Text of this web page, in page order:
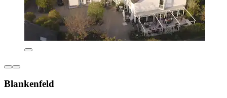
Blankenfeld